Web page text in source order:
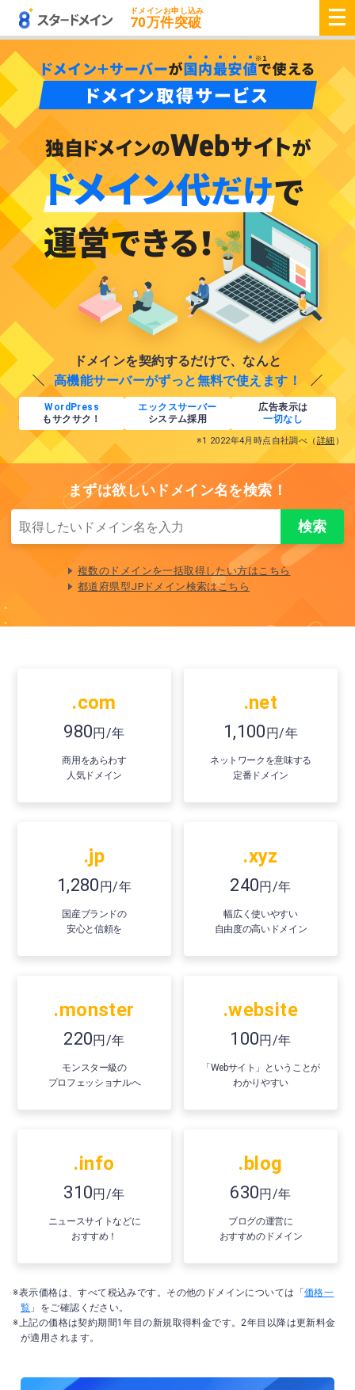
ドメインお申し込み
70万件突破
ドメインを契約するだけで、なんと
高機能サーバーがずっと無料で使えます！
WordPress
もサクサク！
エックスサーバー
システム採用
広告表示は
一切なし
※1 2022年4月時点自社調べ（詳細 ）
まずは欲しいドメイン名を検索！
複数のドメインを一括取得したい方はこちら
都道府県型JPドメイン検索はこちら
.com
980円/年
商用をあらわす
人気ドメイン
.net
1,100円/年
ネットワークを意味する
定番ドメイン
.jp
1,280円/年
国産ブランドの
安心と信頼を
.xyz
240円/年
幅広く使いやすい
自由度の高いドメイン
.monster
220円/年
モンスター級の
プロフェッショナルへ
.website
100円/年
「Webサイト」ということが
わかりやすい
.info
310円/年
ニュースサイトなどに
おすすめ！
.blog
630円/年
ブログの運営に
おすすめのドメイン
※表示価格は、すべて税込みです。その他のドメインについては「価格一
覧 」をご確認ください。
※上記の価格は契約期間1年目の新規取得料金です。2年目以降は更新料金
が適用されます。